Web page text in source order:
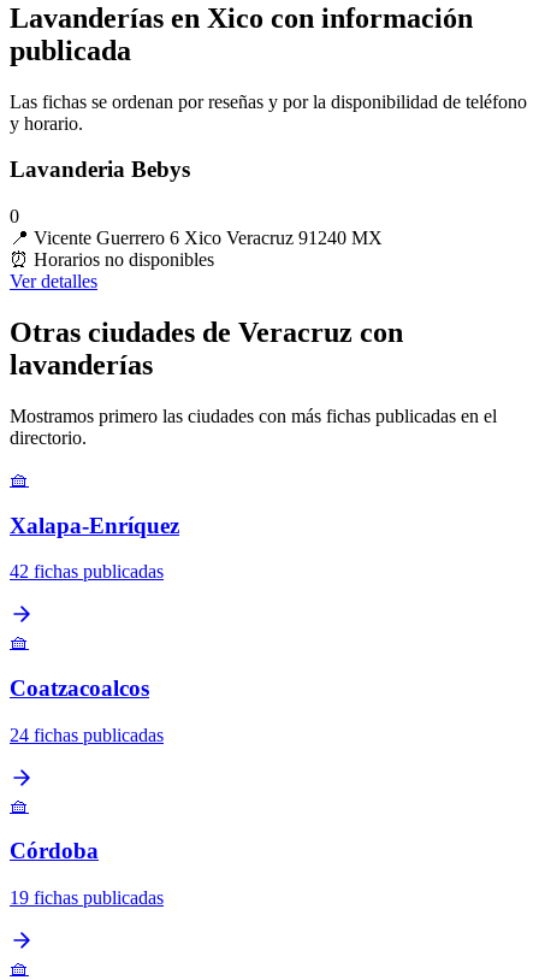
Lavanderías en Xico con información
publicada
Las fichas se ordenan por reseñas y por la disponibilidad de teléfono
y horario.
Lavanderia Bebys
0
📍 Vicente Guerrero 6 Xico Veracruz 91240 MX
⏰ Horarios no disponibles
Ver detalles
Otras ciudades de Veracruz con
lavanderías
Mostramos primero las ciudades con más fichas publicadas en el
directorio.
🧺
Xalapa-Enríquez
42 fichas publicadas
🧺
Coatzacoalcos
24 fichas publicadas
🧺
Córdoba
19 fichas publicadas
🧺